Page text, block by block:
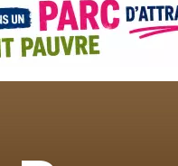
vient de donner son Maasser
viennent de faire un don
viennent de faire un don